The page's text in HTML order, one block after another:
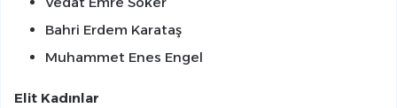
Bahri Erdem Karataş
Muhammet Enes Engel
Elit Kadınlar